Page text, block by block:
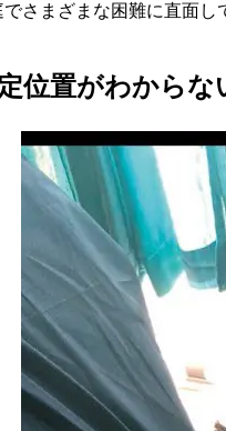
さまざまな困難に直面し
定位置がわから